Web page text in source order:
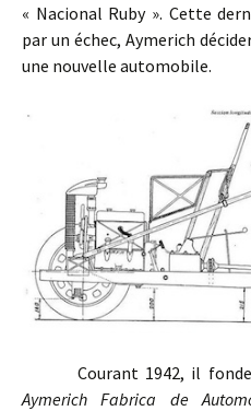
« Nacional Ruby ». Cette
par un échec, Aymerich
une nouvelle automobile.
Courant 1942, il fonde
Aymerich Fabrica de